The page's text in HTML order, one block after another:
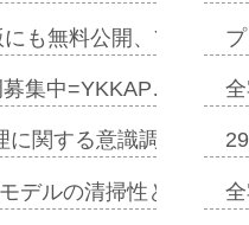
も無料公開、YKKAP
集中=YKKAP…
に関する意識調査
デルの清掃性と安全